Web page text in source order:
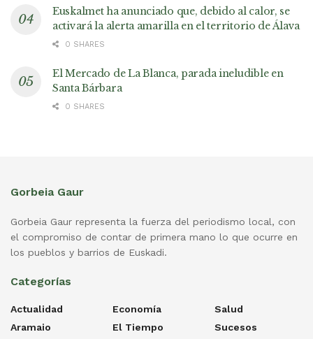
Euskalmet ha anunciado que, debido al calor, se
activará la alerta amarilla en el territorio de Álava
0 SHARES
El Mercado de La Blanca, parada ineludible en
Santa Bárbara
0 SHARES
Gorbeia Gaur
Gorbeia Gaur representa la fuerza del periodismo local, con
el compromiso de contar de primera mano lo que ocurre en
los pueblos y barrios de Euskadi.
Categorías
Actualidad
Aramaio
Economía
El Tiempo
Salud
Sucesos